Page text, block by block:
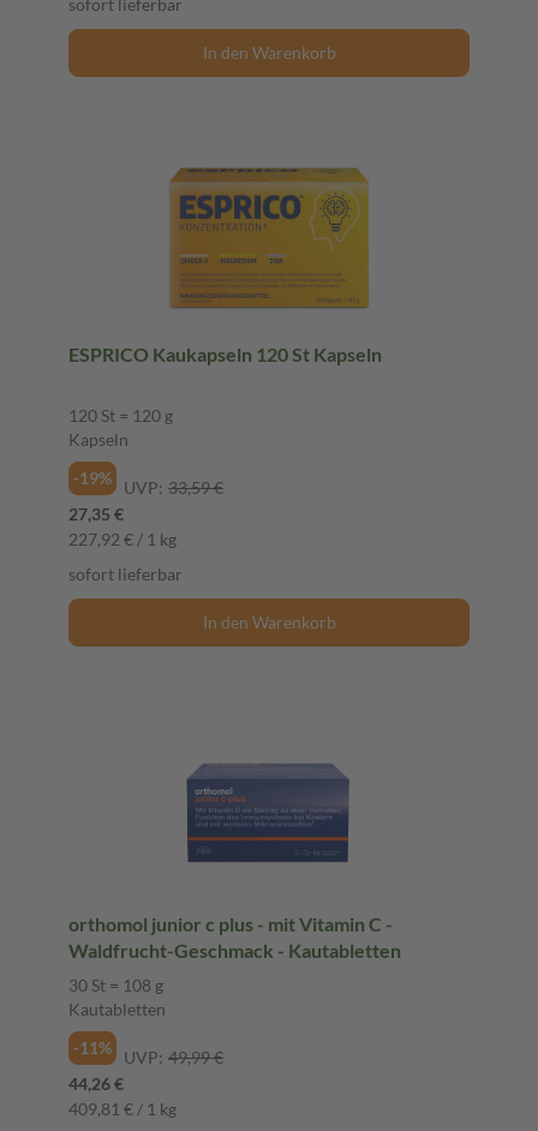
In den Warenkorb
ESPRICO Kaukapseln 120 St Kapseln
120 St = 120 g
Kapseln
-19%
UVP: 33,59 €
27,35 €
227,92 € / 1 kg
sofort lieferbar
In den Warenkorb
orthomol junior c plus - mit Vitamin C -
Waldfrucht-Geschmack - Kautabletten
30 St = 108 g
Kautabletten
-11%
UVP: 49,99 €
44,26 €
409,81 € / 1 kg